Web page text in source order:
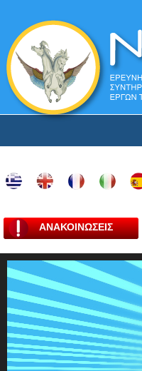
ΑΝΑΚΟΙΝΩΣΕΙΣ